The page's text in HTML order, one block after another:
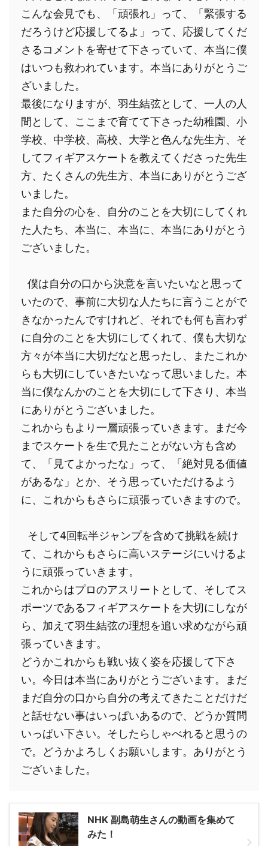
こんな会見でも、「頑張れ」って、「緊張する
だろうけど応援してるよ」って、応援してくだ
さるコメントを寄せて下さっていて、本当に僕
はいつも救われています。本当にありがとうご
ざいました。
最後になりますが、羽生結弦として、一人の人
間として、ここまで育てて下さった幼稚園、小
学校、中学校、高校、大学と色んな先生方、そ
してフィギアスケートを教えてくださった先生
方、たくさんの先生方、本当にありがとうござ
いました。
また自分の心を、自分のことを大切にしてくれ
た人たち、本当に、本当に、本当にありがとう
ございました。
いたので、事前に大切な人たちに言うことがで
きなかったんですけれど、それでも何も言わず
に自分のことを大切にしてくれて、僕も大切な
方々が本当に大切だなと思ったし、またこれか
らも大切にしていきたいなって思いました。本
当に僕なんかのことを大切にして下さり、本当
にありがとうございました。
これからもより一層頑張っていきます。まだ今
までスケートを生で見たことがない方も含め
て、「見てよかったな」って、「絶対見る価値
があるな」とか、そう思っていただけるよう
に、これからもさらに頑張っていきますので。
て、これからもさらに高いステージにいけるよ
うに頑張っていきます。
これからはプロのアスリートとして、そしてス
ポーツであるフィギアスケートを大切にしなが
ら、加えて羽生結弦の理想を追い求めながら頑
張っていきます。
どうかこれからも戦い抜く姿を応援して下さ
い。今日は本当にありがとうございます。まだ
まだ自分の口から自分の考えてきたことだけだ
と話せない事はいっぱいあるので、どうか質問
いっぱい下さい。そしたらしゃべれると思うの
で。どうかよろしくお願いします。ありがとう
ございました。
NHK 副島萌生さんの動画を集めて
みた！